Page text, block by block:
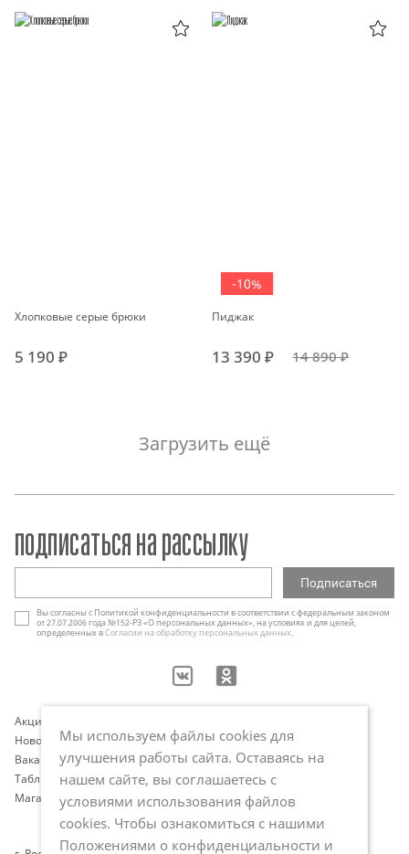
Хлопковые серые брюки
5 190 ₽
-10%
Пиджак
13 390 ₽ 14 890 ₽
Загрузить ещё
Акции
Новости
Вакансии
Таблица размеров
Магазины
Оплата и доставка
Программа лояльности
Публичная оферта
Политика обработки
персональных данных
подписаться на рассылку
Вы согласны с Политикой конфиденциальности в соответствии с федеральным законом
от 27.07.2006 года №152-РЗ «О персональных данных», на условиях и для целей,
определенных вСогласии на обработку персональных данных.
Мы используем файлы cookies для
улучшения работы сайта. Оставаясь на
нашем сайте, вы соглашаетесь с
условиями использования файлов
cookies. Чтобы ознакомиться с нашими
Положениями о конфиденциальности и